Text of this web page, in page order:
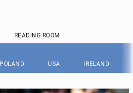
READING ROOM
POLAND USA IRELAND